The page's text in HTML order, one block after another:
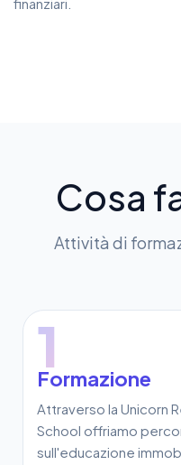
Cosa
Attività di
1
Formazione
Attraverso la Unicorn
School offriamo
sull'educazione